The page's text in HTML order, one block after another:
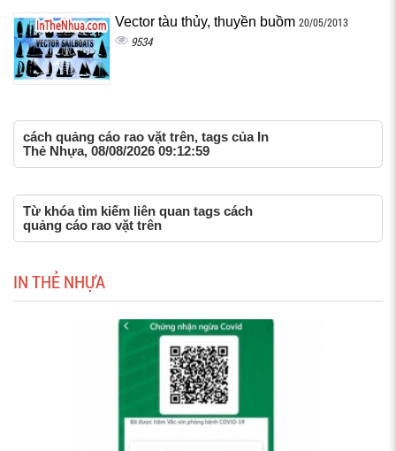
Vector tàu thủy, thuyền buồm 20/05/2013
9534
cách quảng cáo rao vặt trên, tags của In
Thẻ Nhựa, 08/08/2026 09:12:59
Từ khóa tìm kiếm liên quan tags cách
quảng cáo rao vặt trên
IN THẺ NHỰA